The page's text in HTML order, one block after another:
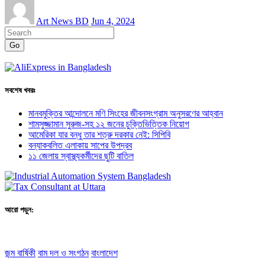
Art News BD Jun 4, 2024
Go
সবশেষ খবরঃ
মানবমুক্তির আন্দোলনে মণি সিংহের জীবনসংগ্রাম অনুসরণের আহ্বান
শামসুজ্জামান সুরুজ-সহ ১২ জনের চুক্তিভিত্তিক নিয়োগ
আমেরিকা যার বন্ধু তার শত্রু দরকার নেই: সিপিবি
বন্যাকবলিত এলাকায় সাপের উপদ্রব
১১ জেলায় স্বাস্থ্যকর্মীদের ছুটি বাতিল
আরো পড়ুন:
জন্ম বার্ষিকী বাম দল ও সংগঠন বাংলাদেশ